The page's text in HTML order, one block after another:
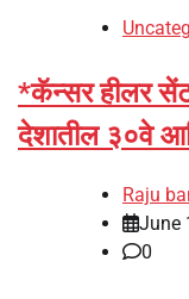
*कॅन्सर हीलर
देशातील ३०वे
Raju
June
0